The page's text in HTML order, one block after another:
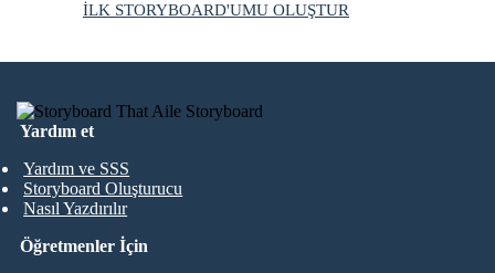
İLK STORYBOARD'UMU OLUŞTUR
Yardım et
Yardım ve SSS
Storyboard Oluşturucu
Nasıl Yazdırılır
Öğretmenler İçin